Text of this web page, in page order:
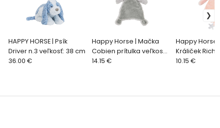
HAPPY HORSE | Psík
Driver n.3 veľkosť: 38 cm
36.00 €
Happy Horse | Mačka
Cobien prítulka veľkosť:
24 cm
14.15 €
Happy Horse
Králiček
recyklovaný -
10.15 €